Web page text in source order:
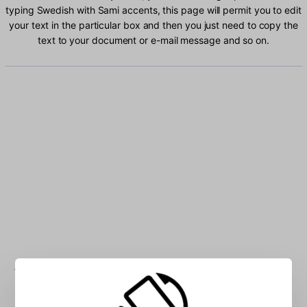
typing Swedish with Sami accents, this page will permit you to edit
your text in the particular box and then you just need to copy the
text to your document or e-mail message and so on.
Type Swedish with Sami characters into the box: